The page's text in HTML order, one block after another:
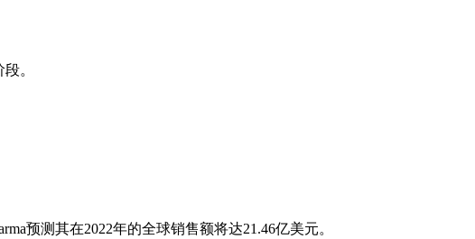
。
预测其在2022年的全球销售额将达21.46亿美元。